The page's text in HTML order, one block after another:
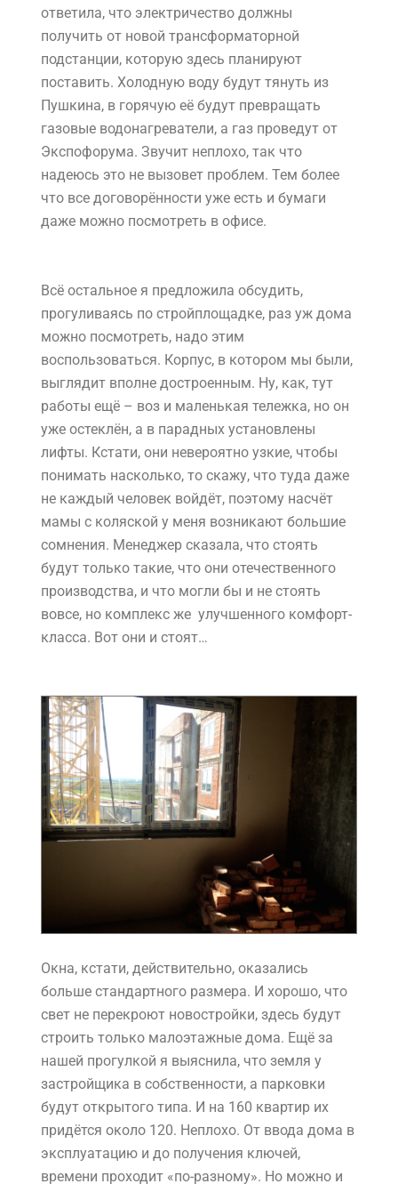
ответила, что электричество должны
получить от новой трансформаторной
подстанции, которую здесь планируют
поставить. Холодную воду будут тянуть из
Пушкина, в горячую её будут превращать
газовые водонагреватели, а газ проведут от
Экспофорума. Звучит неплохо, так что
надеюсь это не вызовет проблем. Тем более
что все договорённости уже есть и бумаги
даже можно посмотреть в офисе.
Всё остальное я предложила обсудить,
прогуливаясь по стройплощадке, раз уж дома
можно посмотреть, надо этим
воспользоваться. Корпус, в котором мы были,
выглядит вполне достроенным. Ну, как, тут
работы ещё – воз и маленькая тележка, но он
уже остеклён, а в парадных установлены
лифты. Кстати, они невероятно узкие, чтобы
понимать насколько, то скажу, что туда даже
не каждый человек войдёт, поэтому насчёт
мамы с коляской у меня возникают большие
сомнения. Менеджер сказала, что стоять
будут только такие, что они отечественного
производства, и что могли бы и не стоять
вовсе, но комплекс же улучшенного комфорт-
класса. Вот они и стоят…
Окна, кстати, действительно, оказались
больше стандартного размера. И хорошо, что
свет не перекроют новостройки, здесь будут
строить только малоэтажные дома. Ещё за
нашей прогулкой я выяснила, что земля у
застройщика в собственности, а парковки
будут открытого типа. И на 160 квартир их
придётся около 120. Неплохо. От ввода дома в
эксплуатацию и до получения ключей,
времени проходит «по-разному». Но можно и
Мы используем cookie для улучшения работы сайта.